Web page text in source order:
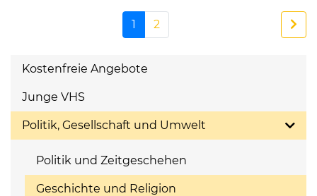
1 2
Kostenfreie Angebote
Junge VHS
Politik, Gesellschaft und Umwelt
Politik und Zeitgeschehen
Geschichte und Religion